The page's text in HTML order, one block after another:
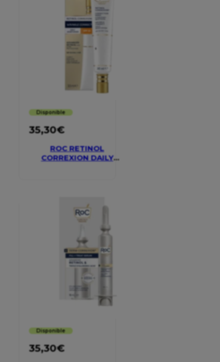
Disponible
35,30€
ROC RETINOL
CORREXION DAILY
Disponible
35,30€